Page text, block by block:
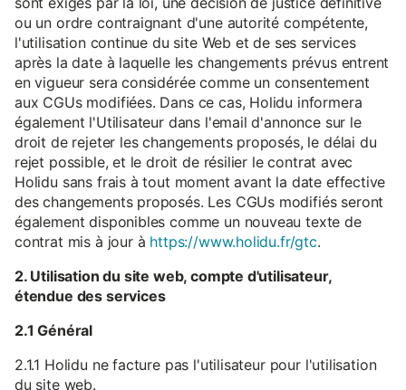
ou un ordre contraignant d'une autorité compétente,
l'utilisation continue du site Web et de ses services
après la date à laquelle les changements prévus entrent
en vigueur sera considérée comme un consentement
aux CGUs modifiées. Dans ce cas, Holidu informera
également l'Utilisateur dans l'email d'annonce sur le
droit de rejeter les changements proposés, le délai du
rejet possible, et le droit de résilier le contrat avec
Holidu sans frais à tout moment avant la date effective
des changements proposés. Les CGUs modifiés seront
également disponibles comme un nouveau texte de
contrat mis à jour à https://www.holidu.fr/gtc.
2. Utilisation du site web, compte d'utilisateur,
étendue des services
2.1 Général
2.1.1 Holidu ne facture pas l'utilisateur pour l'utilisation
du site web.